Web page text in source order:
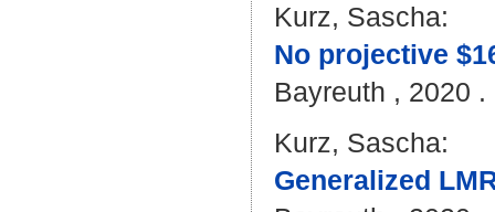
Kurz, Sascha:
No projective
Bayreuth , 2020 .
Kurz, Sascha:
Generalized